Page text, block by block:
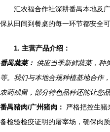
汇农福合作社深耕番禺本地及
保从田间到餐桌的每一环节都安全可
1. 主营产品介绍：
番禺蔬菜： 供应当季新鲜蔬菜，种
等。我们与本地合规种植基地合作
农药残留，部分特色品种还能让您
番禺猪肉/广州猪肉：
严格把控生
备检验检疫证明的屠宰场，确保肉